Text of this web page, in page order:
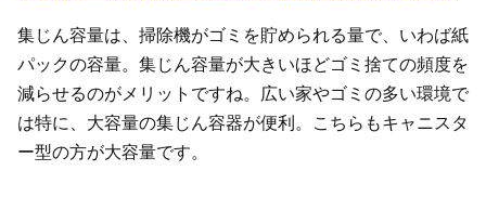
集じん容量は、掃除機がゴミを貯められる量で、いわば紙
パックの容量。集じん容量が大きいほどゴミ捨ての頻度を
減らせるのがメリットですね。広い家やゴミの多い環境で
は特に、大容量の集じん容器が便利。こちらもキャニスタ
ー型の方が大容量です。